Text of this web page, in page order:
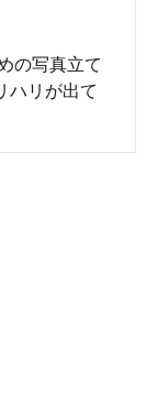
の写真立て
ハリが出て